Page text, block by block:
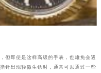
但即使是这样高级的手表，也难免会遇
针出现轻微生锈时，通常可以通过一些